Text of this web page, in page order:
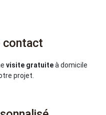
contact
visite gratuiteà domicile
projet.